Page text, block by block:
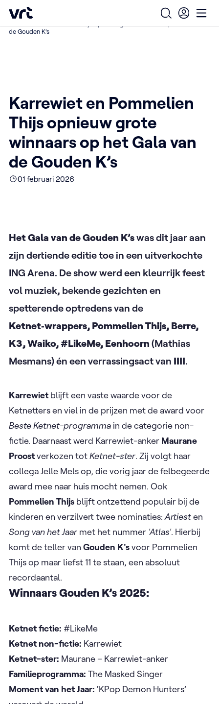
Ga naar de hoofdinhoud
VRT (home)
Open
Home /
de Gouden K’s
Karrewiet en Pommelien
Thijs opnieuw grote
winnaars op het Gala van
de Gouden K’s
01 februari 2026
Het Gala van de Gouden K’swas dit jaar aan
zijn dertiende editie toe in een uitverkochte
ING Arena. De show werd een kleurrijk feest
vol muziek, bekende gezichten en
spetterende optredens van de
Ketnet‑wrappers, Pommelien Thijs, Berre,
K3, Waiko, #LikeMe, Eenhoorn (Mathias
Mesmans) én een verrassingsact van IIII.
Karrewiet blijft een vaste waarde voor de
Ketnetters en viel in de prijzen met de award voor
Beste Ketnet-programma in de categorie non-
fictie. Daarnaast werd Karrewiet-anker Maurane
Proostverkozen totKetnet-ster. Zij volgt haar
collega Jelle Mels op, die vorig jaar de felbegeerde
award mee naar huis mocht nemen. Ook
Pommelien Thijs blijft ontzettend populair bij de
kinderen en verzilvert twee nominaties:Artiesten
Song van het Jaar met het nummer 'Atlas'. Hierbij
komt de teller van Gouden K'svoor Pommelien
Thijs op maar liefst 11 te staan, een absoluut
recordaantal.
Winnaars Gouden K’s 2025:
Ketnet fictie: #LikeMe
Ketnet non-fictie: Karrewiet
Ketnet-ster: Maurane – Karrewiet-anker
Familieprogramma: The Masked Singer
Moment van het Jaar: ‘KPop Demon Hunters’